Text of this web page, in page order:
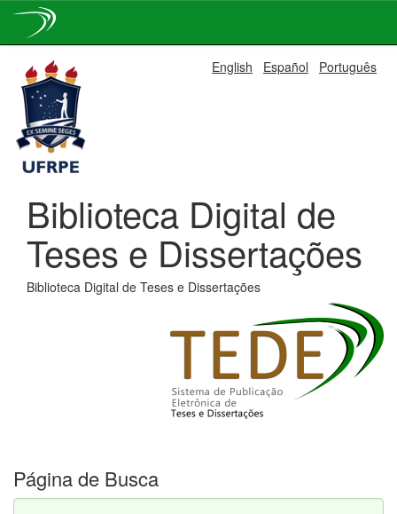
navigation
English Español Português
Biblioteca Digital de
Teses e Dissertações
Biblioteca Digital de Teses e Dissertações
Página de Busca